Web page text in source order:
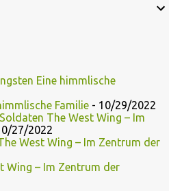
Eine himmlische
Familie - 10/29/2022
The West Wing – Im
27/2022
West Wing – Im Zentrum der
Wing – Im Zentrum der